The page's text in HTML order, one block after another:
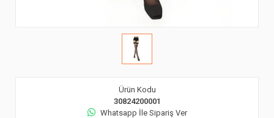
Ürün Kodu
30824200001
Whatsapp İle Sipariş Ver